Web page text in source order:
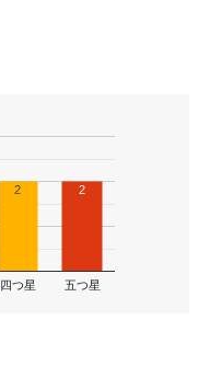
四つ星 五つ星
2 2